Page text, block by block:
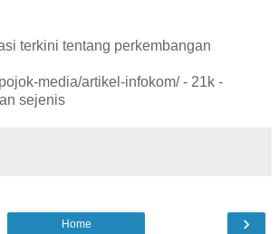
terkini tentang perkembangan
media/artikel-infokom/ - 21k -
sejenis
›
Home